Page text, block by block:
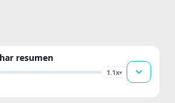
resumen
1.1x▾